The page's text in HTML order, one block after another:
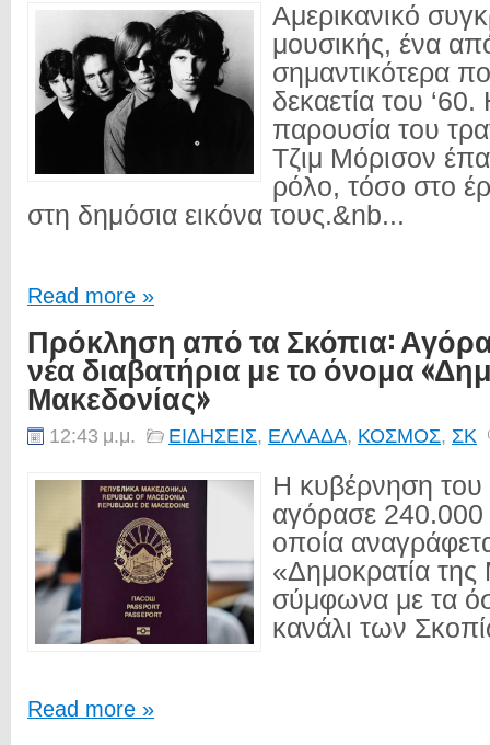
Αμερικανικό
μουσικής, ένα
σημαντικότερα
δεκαετία του ‘60.
παρουσία του
Τζιμ Μόρισον
ρόλο, τόσο στο
στη δημόσια εικόνα τους.&nb...
Read more »
Πρόκληση από τα Σκόπια:
νέα διαβατήρια με το όνομα
Μακεδονίας»
12:43 μ.μ. ΕΙΔΗΣΕΙΣ, ΕΛΛΑΔΑ, ΚΟΣΜΟΣ, ΣΚ
Η κυβέρνηση
αγόρασε 240.000
οποία
«Δημοκρατία της
σύμφωνα με τα
κανάλι των
Read more »